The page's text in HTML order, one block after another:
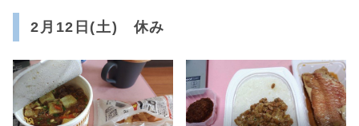
2月12日(土) 休み